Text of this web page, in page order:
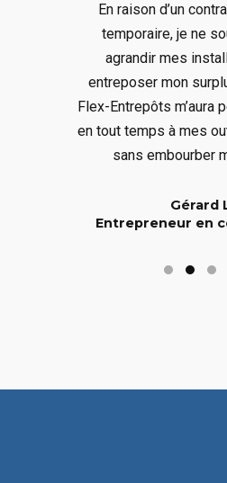
En raison d’un
temporaire, je ne
agrandir mes
entreposer mon
Flex-Entrepôts m’aura
en tout temps à mes
sans embourber
Gérard
Entrepreneur en